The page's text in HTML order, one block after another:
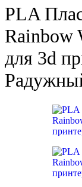
PLA
Rainbow
для 3d